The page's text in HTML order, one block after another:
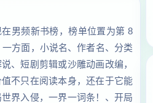
男频新书榜，榜单位置为第 8
方面，小说名、作者名、分类
、短剧剪辑或沙雕动画改编，
不只在阅读本身，还在于它能
界入侵，一界一词条！、开局